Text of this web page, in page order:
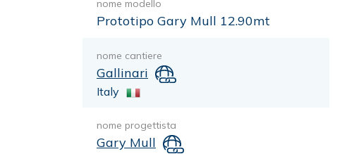
nome modello
Prototipo Gary Mull 12.90mt
nome cantiere
Gallinari
Italy
nome progettista
Gary Mull